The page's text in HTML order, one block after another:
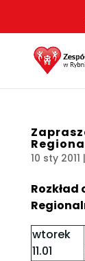
10 sty 2011
wtorek
11.01